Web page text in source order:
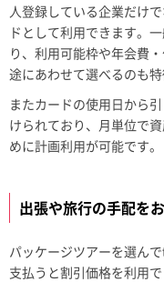
人登録している企業だけ
ドとして利用できます。
り、利用可能枠や年会費
途にあわせて選べるのも特
またカードの使用日から
けられており、月単位で
めに計画利用が可能です。
出張や旅行の手配を
パッケージツアーを選ん
支払うと割引価格を利用